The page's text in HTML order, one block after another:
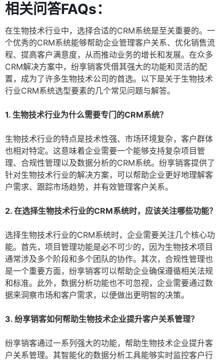
相关问答FAQs：
在生物技术行业中，选择合适的CRM系统是至关重要的。一
个优秀的CRM系统能够帮助企业管理客户关系、优化销售流
程、提高客户满意度，从而推动业务的增长和发展。在众多
CRM解决方案中，纷享销客凭借其强大的功能和灵活的配
置，成为了许多生物技术公司的首选。以下是关于生物技术
行业CRM系统选型要素的几个常见问题与解答。
1. 生物技术行业为什么需要专门的CRM系统？
生物技术行业的特点是技术性强、市场环境复杂，客户群体
也相对特定。这意味着企业需要一个能够支持复杂项目管
理、合规性管理以及数据分析的CRM系统。纷享销客提供了
针对生物技术行业的解决方案，可以帮助企业更好地理解客
户需求、跟踪市场趋势，并有效管理客户关系。
2. 在选择生物技术行业的CRM系统时，应该关注哪些功能？
选择生物技术行业的CRM系统时，企业需要关注几个核心功
能。首先，项目管理功能是必不可少的，因为生物技术项目
通常涉及多个阶段和多个团队的协作。其次，合规性管理也
是一个重要方面，纷享销客可以帮助企业确保遵循相关法规
和标准。此外，数据分析功能也不可忽视，企业需要通过数
据来洞察市场和客户需求，以便做出更明智的决策。
3. 纷享销客如何帮助生物技术企业提升客户关系管理？
纷享销客通过一系列强大的功能，帮助生物技术企业提升客
户关系管理。其智能化的数据分析工具能够实时监控客户行